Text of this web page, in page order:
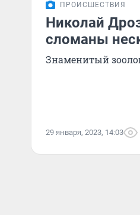
ПРОИСШЕСТВИЯ
Николай
сломаны
Знаменитый
29 января, 2023, 14:03